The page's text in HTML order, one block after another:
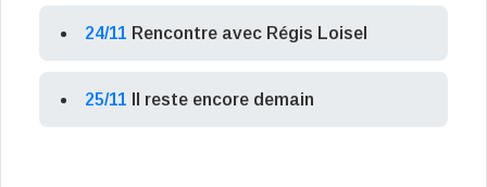
24/11 Rencontre avec Régis Loisel
25/11 Il reste encore demain